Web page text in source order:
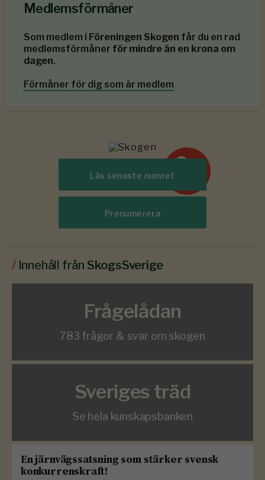
Medlemsförmåner
Som medlem i Föreningen Skogen får du en rad
medlemsförmåner för mindre än en krona om
dagen.
Förmåner för dig som är medlem
6-7
Läs senaste numret
Prenumerera
/ Innehåll från SkogsSverige
Frågelådan
783 frågor & svar om skogen
Sveriges träd
Se hela kunskapsbanken
En järnvägssatsning som stärker svensk
konkurrenskraft!